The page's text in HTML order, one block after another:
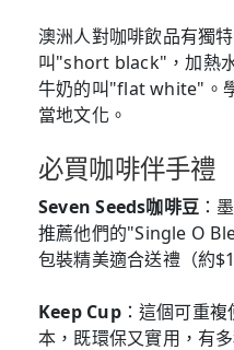
澳洲人對咖啡飲品有獨
叫"short black"，加熱
牛奶的叫"flat white"。
當地文化。
必買咖啡伴手禮
Seven Seeds咖啡豆 ：
推薦他們的"Single O
包裝精美適合送禮（約
Keep Cup：這個可重複
本，既環保又實用，有